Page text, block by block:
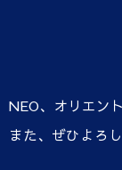
NEO、オリエン
また、ぜひよろ